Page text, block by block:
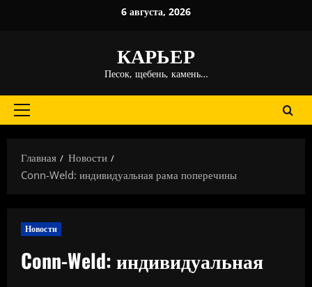
6 августа, 2026
КАРЬЕР
Песок, щебень, камень…
Основное
Главная
Новости
Conn-Weld: индивидуальная рама поперечины
Новости
Conn-Weld: индивидуальная